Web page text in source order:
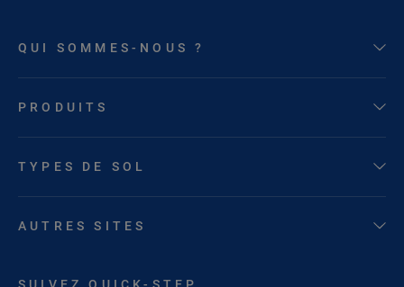
QUI SOMMES-NOUS ?
PRODUITS
TYPES DE SOL
AUTRES SITES